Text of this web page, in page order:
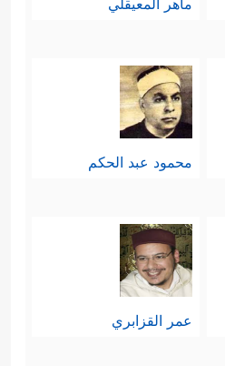
ماهر المعيقلي
محمود عبد الحكم
عمر القزابري